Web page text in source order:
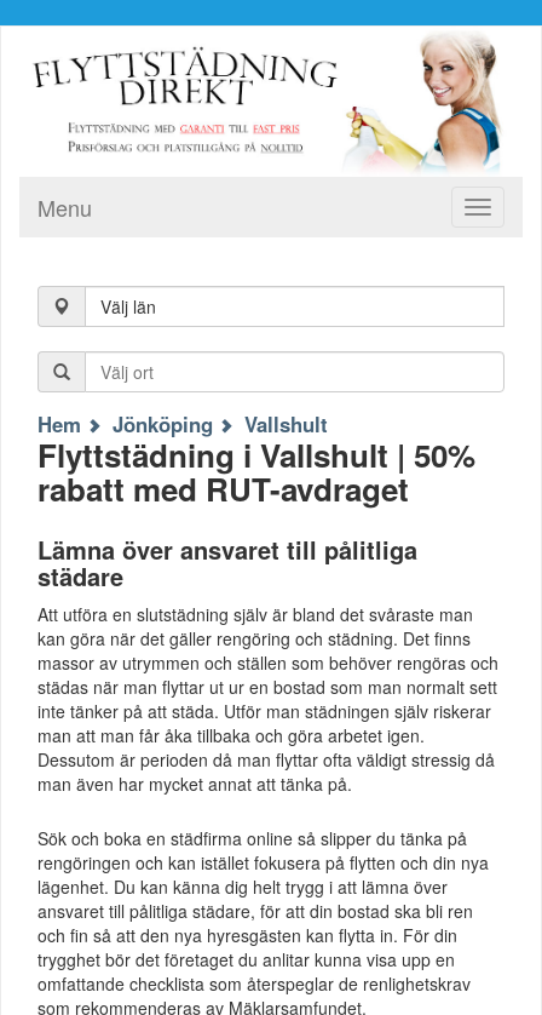
Toggle
Menu
Välj län
Hem Jönköping Vallshult
Flyttstädning i Vallshult | 50%
rabatt med RUT-avdraget
Lämna över ansvaret till pålitliga
städare
Att utföra en slutstädning själv är bland det svåraste man
kan göra när det gäller rengöring och städning. Det finns
massor av utrymmen och ställen som behöver rengöras och
städas när man flyttar ut ur en bostad som man normalt sett
inte tänker på att städa. Utför man städningen själv riskerar
man att man får åka tillbaka och göra arbetet igen.
Dessutom är perioden då man flyttar ofta väldigt stressig då
man även har mycket annat att tänka på.
Sök och boka en städfirma online så slipper du tänka på
rengöringen och kan istället fokusera på flytten och din nya
lägenhet. Du kan känna dig helt trygg i att lämna över
ansvaret till pålitliga städare, för att din bostad ska bli ren
och fin så att den nya hyresgästen kan flytta in. För din
trygghet bör det företaget du anlitar kunna visa upp en
omfattande checklista som återspeglar de renlighetskrav
som rekommenderas av Mäklarsamfundet.